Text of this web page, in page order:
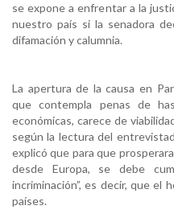
se expone a enfrentar a la
nuestro país si la senadora
difamación y calumnia.
La apertura de la causa en
que contempla penas de
económicas, carece de
según la lectura del
explicó que para que
desde Europa, se debe
incriminación”, es decir, que el
países.